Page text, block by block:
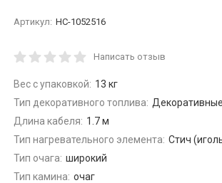
Артикул: НС-1052516
Написать отзыв
Вес с упаковкой: 13 кг
Тип декоративного топлива:
Длина кабеля: 1.7 м
Тип нагревательного элемента: Стич
Тип очага: широкий
Тип камина: очаг